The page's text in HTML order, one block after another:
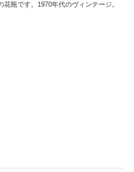
瓶です。1970年代のヴィンテージ。